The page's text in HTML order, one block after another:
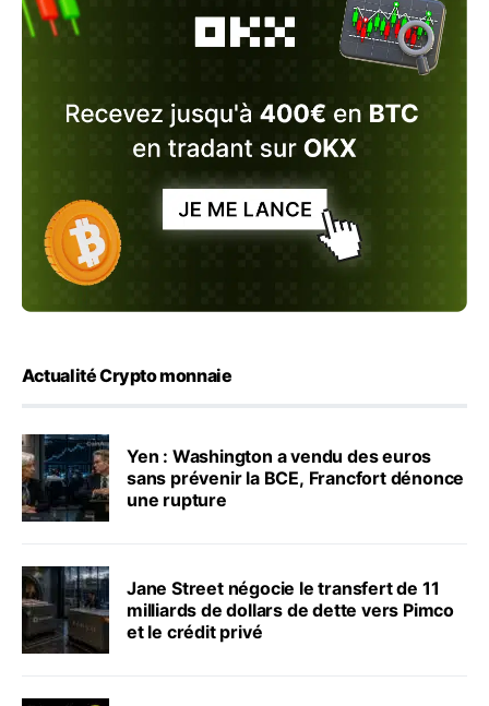
Actualité Crypto monnaie
Yen : Washington a vendu des euros
sans prévenir la BCE, Francfort dénonce
une rupture
Jane Street négocie le transfert de 11
milliards de dollars de dette vers Pimco
et le crédit privé